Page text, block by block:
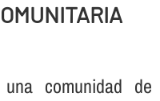
comunidad de